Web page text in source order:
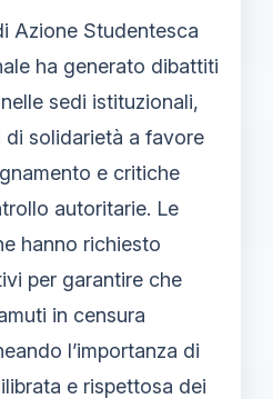
Azione Studentesca
ha generato dibattiti
sedi istituzionali,
di solidarietà a favore
e critiche
autoritarie. Le
hanno richiesto
per garantire che
in censura
l’importanza di
e rispettosa dei